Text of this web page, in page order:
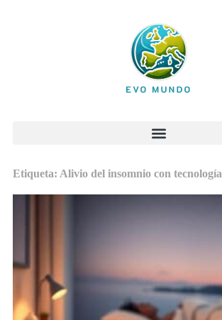
Etiqueta: Alivio del insomnio con tecnología